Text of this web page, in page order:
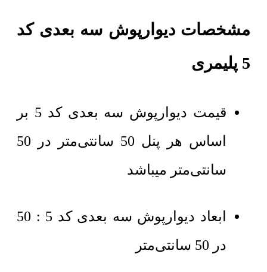
مشخصات دیوارپوش سه بعدی کد
5 پلیمری
قیمت دیوارپوش سه بعدی کد 5 بر
اساس هر پنل 50 سانتی‌متر در 50
سانتی‌متر میباشد
ابعاد دیوارپوش سه بعدی کد 5 : 50
در 50 سانتی‌متر